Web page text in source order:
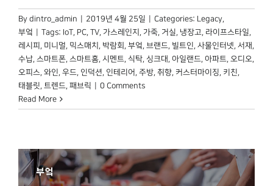
By dintro_admin 2019년 4월 25일 Categories: Legacy
부엌
Tags: IoT, PC TV 가스레인지 가죽 거실 냉장고 라이프스타일
레시피
미니멀 믹스매치 박람회 부엌 브랜드 빌트인 사물인터넷 서재
수납 스마트폰 스마트홈 시멘트 식탁 싱크대 아일랜드 아파트 오디오
오피스 와인 우드 인덕션 인테리어 주방 취향 커스터마이징 키친
태블릿
트렌드 패브릭
0 Comments
Read More